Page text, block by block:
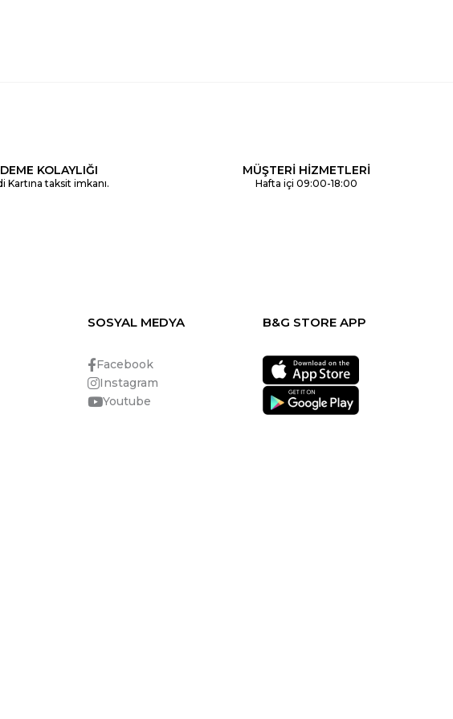
KOLAYLIĞI
Kartına taksit imkanı.
MÜŞTERİ HİZMETLERİ
Hafta içi 09:00-18:00
SOSYAL MEDYA
Facebook
Instagram
Youtube
B&G STORE APP